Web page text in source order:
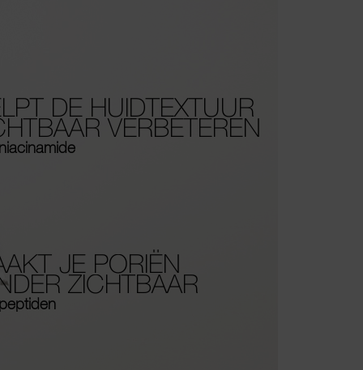
DE HUIDTEXTUUR
VERBETEREN
JE PORIËN
ZICHTBAAR